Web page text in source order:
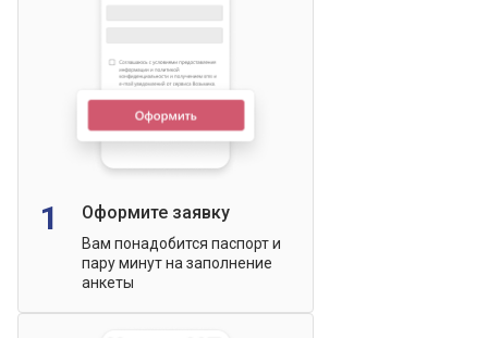
1 Оформите заявку
Вам понадобится паспорт и
пару минут на заполнение
анкеты